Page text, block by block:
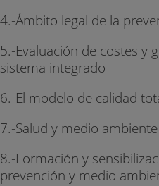
4.-Ámbito legal de la
5.-Evaluación de costes y
sistema integrado
6.-El modelo de calidad
7.-Salud y medio ambiente
8.-Formación y
prevención y medio